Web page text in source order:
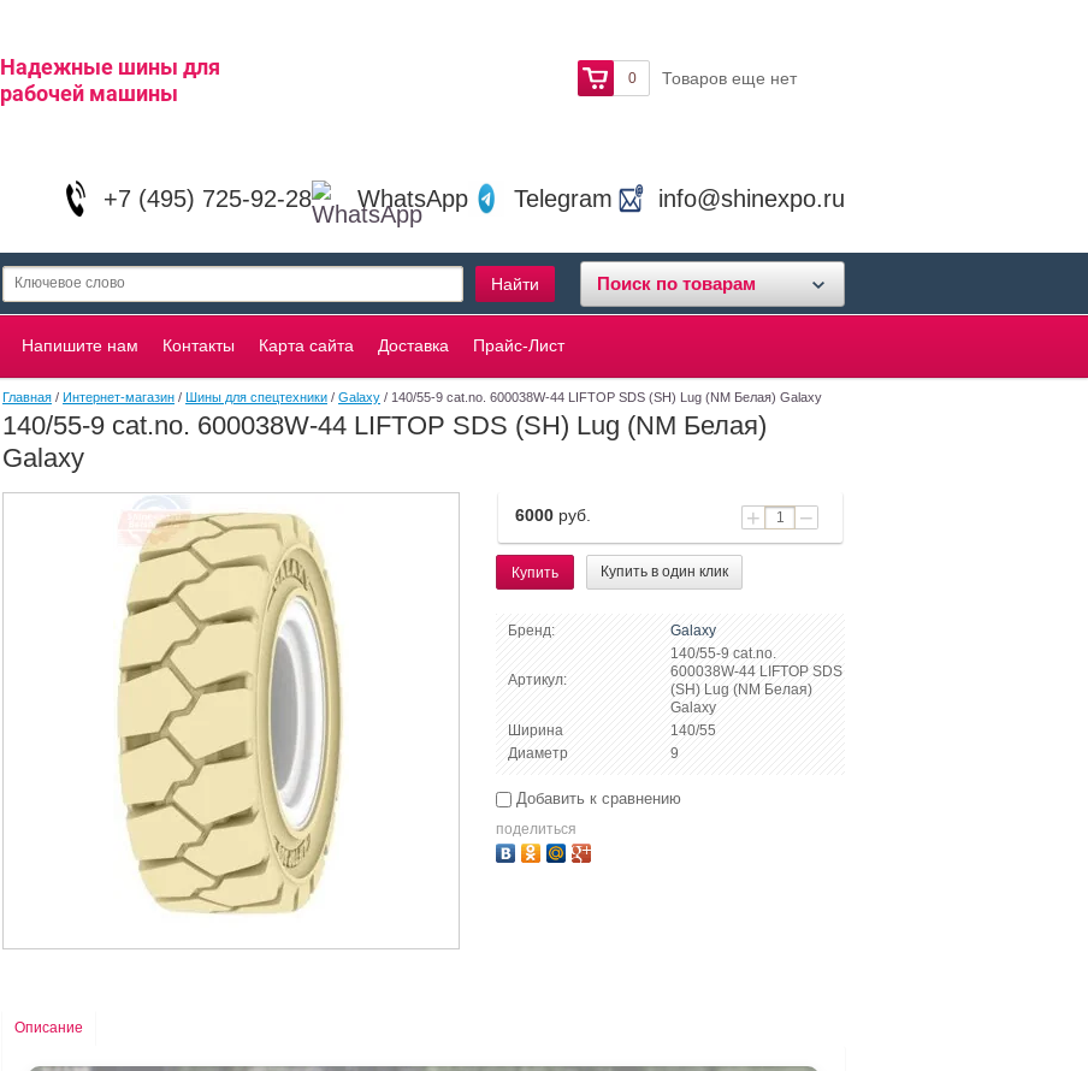
Надежные шины для
рабочей машины
0 Товаров еще нет
+7 (495) 725-92-28 WhatsApp Telegram info@shinexpo.ru
Поиск по товарам
Напишите нам Контакты Карта сайта Доставка Прайс-Лист
Главная / Интернет-магазин / Шины для спецтехники / Galaxy / 140/55-9 cat.no. 600038W-44 LIFTOP SDS (SH) Lug (NM Белая) Galaxy
140/55-9 cat.no. 600038W-44 LIFTOP SDS (SH) Lug (NM Белая)
Galaxy
6000 руб. + −
Купить Купить в один клик
Бренд: Galaxy
Артикул:
140/55-9 cat.no.
600038W-44 LIFTOP SDS
(SH) Lug (NM Белая)
Galaxy
Ширина
140/55
Диаметр
9
Добавить к сравнению
поделиться
Описание